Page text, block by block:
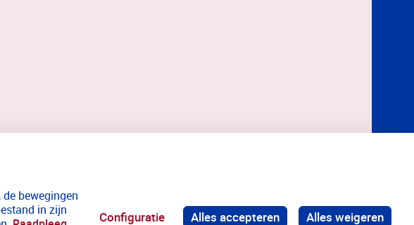
bewegingen
in zijn
Configuratie Alles accepteren Alles weigeren